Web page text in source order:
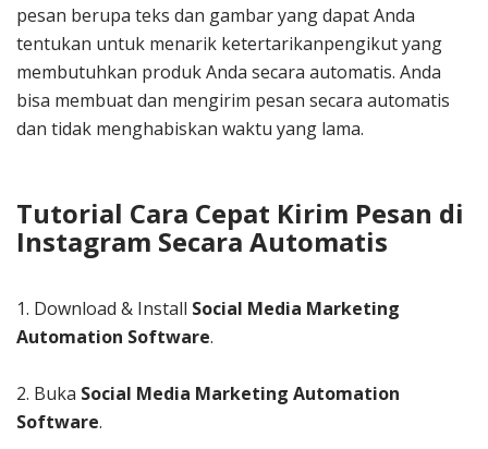
pesan berupa teks dan gambar yang dapat Anda
tentukan untuk menarik ketertarikanpengikut yang
membutuhkan produk Anda secara automatis. Anda
bisa membuat dan mengirim pesan secara automatis
dan tidak menghabiskan waktu yang lama.
Tutorial Cara Cepat Kirim Pesan di
Instagram Secara Automatis
1. Download & Install Social Media Marketing
Automation Software.
2. Buka Social Media Marketing Automation
Software.